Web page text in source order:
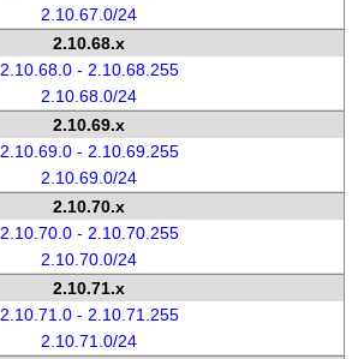
2.10.67.0/24
2.10.68.x
2.10.68.0 - 2.10.68.255
2.10.68.0/24
2.10.69.x
2.10.69.0 - 2.10.69.255
2.10.69.0/24
2.10.70.x
2.10.70.0 - 2.10.70.255
2.10.70.0/24
2.10.71.x
2.10.71.0 - 2.10.71.255
2.10.71.0/24